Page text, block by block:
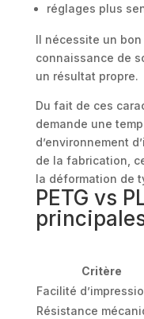
réglages plus
Il nécessite un
connaissance de
un résultat propre.
Du fait de ces
demande une
d’environnement
de la fabrication,
la déformation de
PETG vs
Critère
Facilité
Résistance